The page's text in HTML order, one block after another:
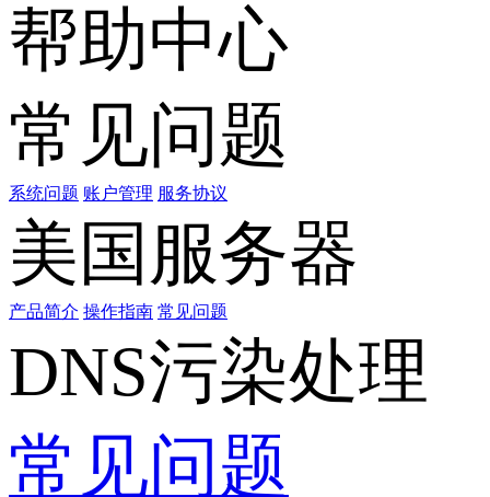
帮助中心
常见问题
系统问题 账户管理 服务协议
美国服务器
产品简介 操作指南 常见问题
DNS污染处理
常见问题